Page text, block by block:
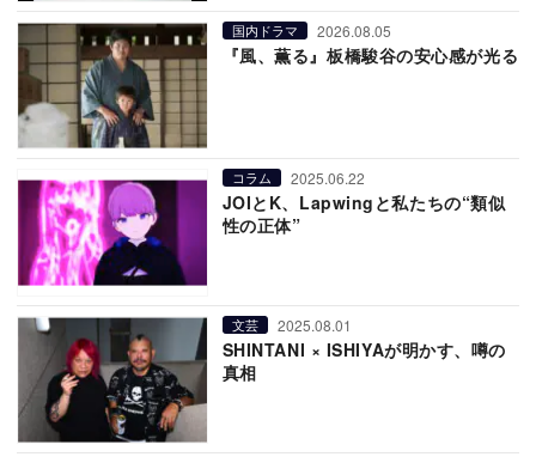
国内ドラマ 2026.08.05
『風、薫る』板橋駿谷の安心感が光る
コラム 2025.06.22
JOIとK、Lapwingと私たちの“類似
性の正体”
文芸 2025.08.01
SHINTANI × ISHIYAが明かす、噂の
真相